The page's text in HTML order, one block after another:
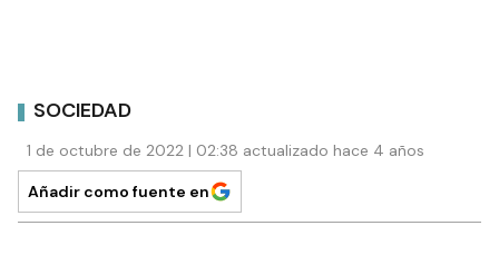
SOCIEDAD
1 de octubre de 2022 | 02:38 actualizado hace 4 años
Añadir como fuente en